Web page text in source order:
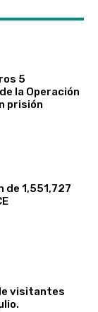
5
la Operación
prisión
de 1,551,727
visitantes